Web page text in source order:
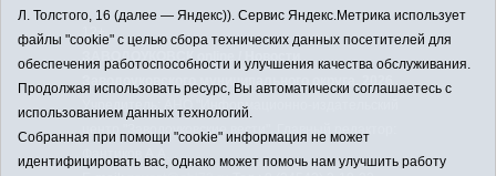
12+
ЗАВОДОУКОВСК online / Новости
Заводоуковского муниципального округа, 2026
Учредитель: АНО "Информационно-издательский
центр "Заводоуковские вести". Главный редактор:
Л. Толстого, 16 (далее — Яндекс)). Сервис Яндекс.Метрика использует
файлы "cookie" с целью сбора технических данных посетителей для
обеспечения работоспособности и улучшения качества обслуживания.
Продолжая использовать ресурс, Вы автоматически соглашаетесь с
использованием данных технологий.
Собранная при помощи "cookie" информация не может
идентифицировать вас, однако может помочь нам улучшить работу